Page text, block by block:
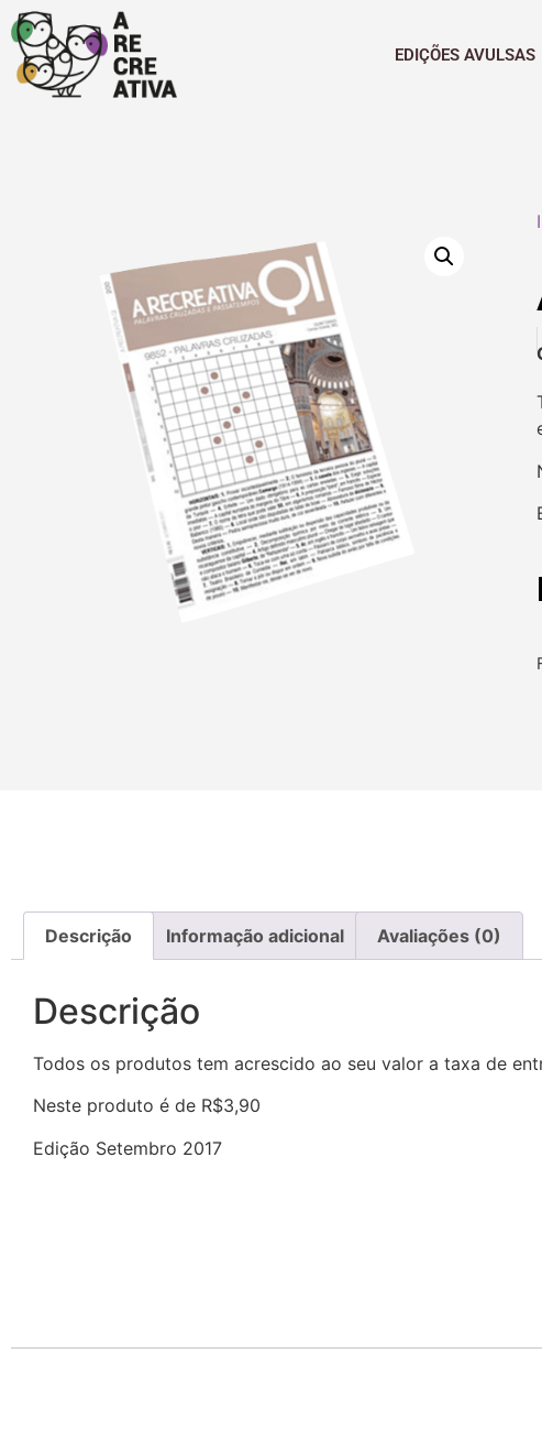
EDIÇÕES AVULSAS
Descrição Informação adicional Avaliações (0)
Descrição
Todos os produtos tem acrescido ao seu valor a taxa de
Neste produto é de R$3,90
Edição Setembro 2017